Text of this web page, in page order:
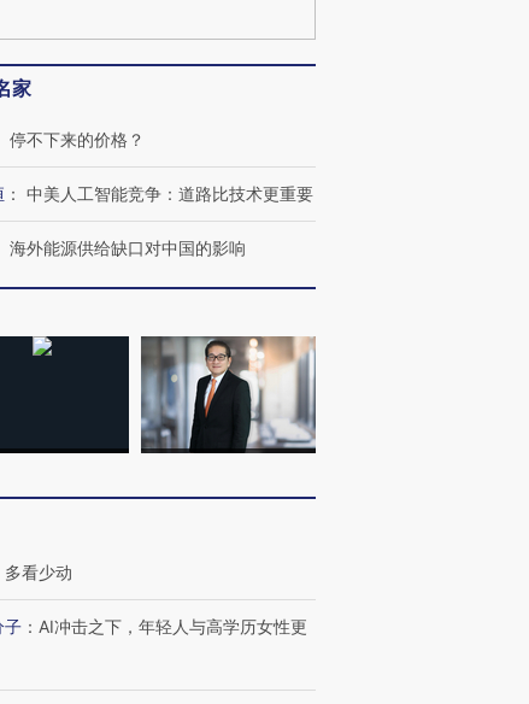
私7万
内含3种
育部长拱下台
飞地休达
届链博
链”接产
家
停不下来的价格？
： 中美人工智能竞争：道路比技术更重要
海外能源供给缺口对中国的影响
多看少动
子 ： AI冲击之下，年轻人与高学历女性更